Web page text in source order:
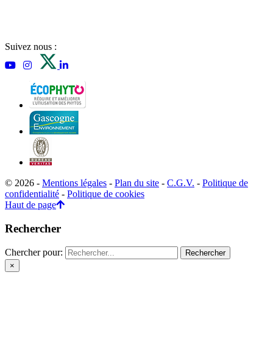
Suivez nous :
© 2026 - Mentions légales - Plan du site - C.G.V. - Politique de
confidentialité - Politique de cookies
Haut de page
Rechercher
Chercher pour:
×